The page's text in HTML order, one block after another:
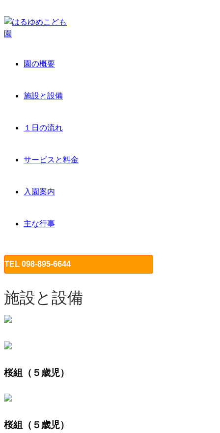
園の概要
施設と設備
１日の流れ
サービスと料金
入園案内
主な行事
TEL 098-895-6644
施設と設備
桜組（５歳児）
桜組（５歳児）